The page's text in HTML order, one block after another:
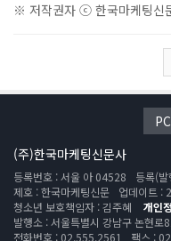
※ 저작권자 ⓒ 한국마케팅신
(주)한국마케팅신문사
등록번호 : 서울 아 04528
등록(
제호 : 한국마케팅신문
업데이트 :
청소년 보호책임자 : 김주혜
개인
발행소 : 서울특별시 강남구 논현
전화번호 : 02.555.2561
팩스 :